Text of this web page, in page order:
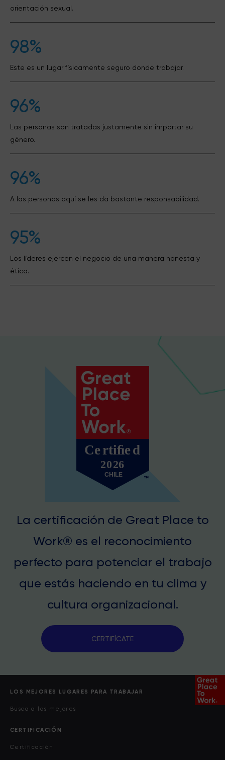
orientación sexual.
98%
Este es un lugar físicamente seguro donde trabajar.
96%
Las personas son tratadas justamente sin importar su
género.
96%
A las personas aquí se les da bastante responsabilidad.
95%
Los líderes ejercen el negocio de una manera honesta y
ética.
La certificación de Great Place to
Work® es el reconocimiento
perfecto para potenciar el trabajo
que estás haciendo en tu clima y
cultura organizacional.
CERTIFÍCATE
LOS MEJORES LUGARES PARA TRABAJAR
Busca a las mejores
CERTIFICACIÓN
Certificación